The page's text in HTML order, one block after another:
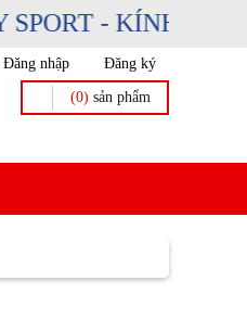
- KÍNH CHÀO
Đăng nhập Đăng ký
(0) sản phẩm